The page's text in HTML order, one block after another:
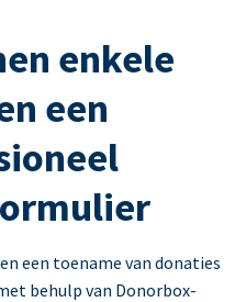
enkele
een
een toename van donaties
behulp van Donorbox-